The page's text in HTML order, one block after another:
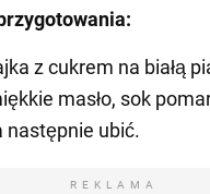
z cukrem na białą
masło, sok
następnie ubić.
REKLAMA